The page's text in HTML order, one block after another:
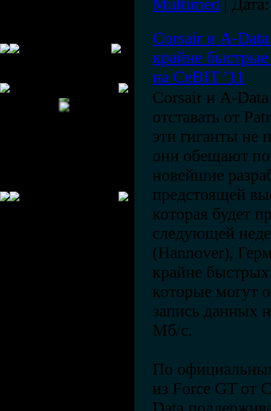
Multimed | Дата:
Corsair и A-
крайне
на CeBIT ’11
Corsair и A-
отставать от
эти гиганты не
они обещают
новейшие
предстоящей
которая будет
следующей
(Hannover),
крайне
которые могут
запись данных
Мб/с.
По
из Force GT от